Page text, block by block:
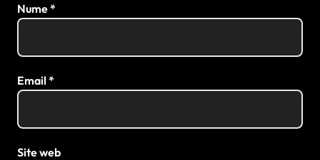
Nume*
Email *
Site web